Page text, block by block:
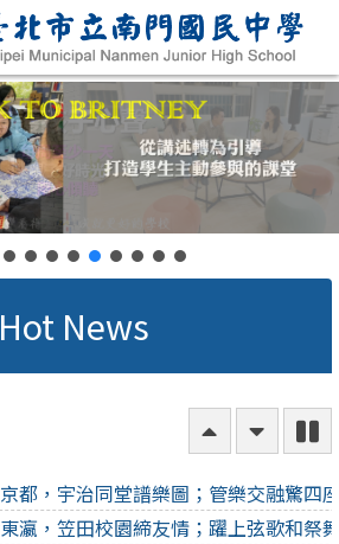
上
上
京都，宇治同堂譜樂圖；管樂交融驚四
瀛，笠田校園締友情；躍上弦歌和祭
亞，銀球閃爍耀中華；汗水澆開榮譽